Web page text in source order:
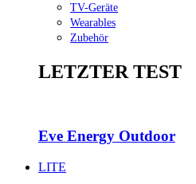
TV-Geräte
Wearables
Zubehör
LETZTER TEST
Eve Energy Out­door
LITE